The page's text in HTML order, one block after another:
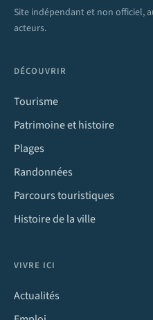
Site indépendant et non officiel,
acteurs.
DÉCOUVRIR
Tourisme
Patrimoine et histoire
Plages
Randonnées
Parcours touristiques
Histoire de la ville
VIVRE ICI
Actualités